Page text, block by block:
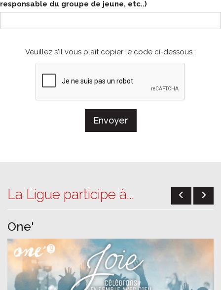
responsable du groupe de jeune, etc..)
Veuillez s'il vous plaît copier le code ci-dessous :
Envoyer
La Ligue participe à...
One'